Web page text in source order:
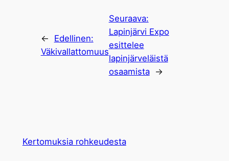
←
Edellinen:
Väkivallattomuus
Seuraava:
Lapinjärvi Expo
esittelee
lapinjärveläistä
osaamista
→
Kertomuksia rohkeudesta